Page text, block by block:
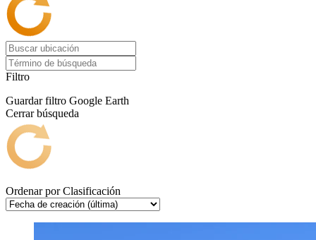
Filtro
Guardar filtro Google Earth
Cerrar búsqueda
Ordenar por Clasificación